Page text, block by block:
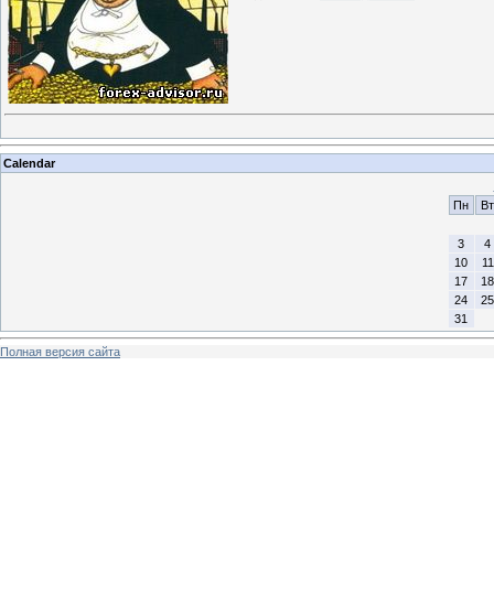
Calendar
Пн
Вт
3
4
10
11
17
18
24
25
31
Полная версия сайта